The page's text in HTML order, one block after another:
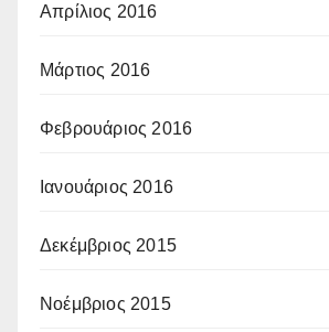
Απρίλιος 2016
Μάρτιος 2016
Φεβρουάριος 2016
Ιανουάριος 2016
Δεκέμβριος 2015
Νοέμβριος 2015